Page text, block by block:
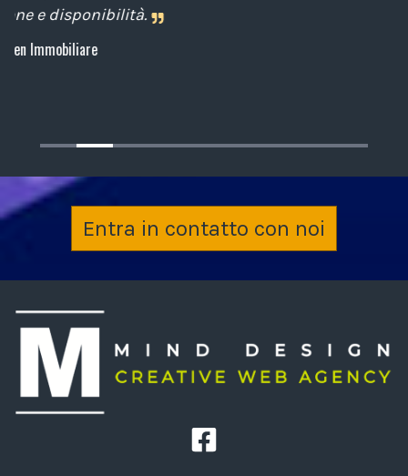
Entra in contatto con noi